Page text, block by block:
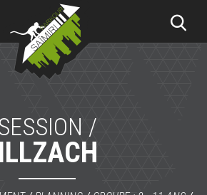
Parkour
/
ILLZACH